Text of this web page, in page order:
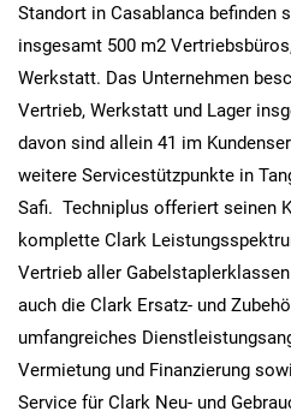
Standort in Casablanca befinden
insgesamt 500 m2
Werkstatt. Das Unternehmen
Vertrieb, Werkstatt und Lager
davon sind allein 41 im
weitere Servicestützpunkte in
Safi. Techniplus offeriert seinen
komplette Clark
Vertrieb aller
auch die Clark Ersatz- und
umfangreiches
Vermietung und Finanzierung
Service für Clark Neu- und